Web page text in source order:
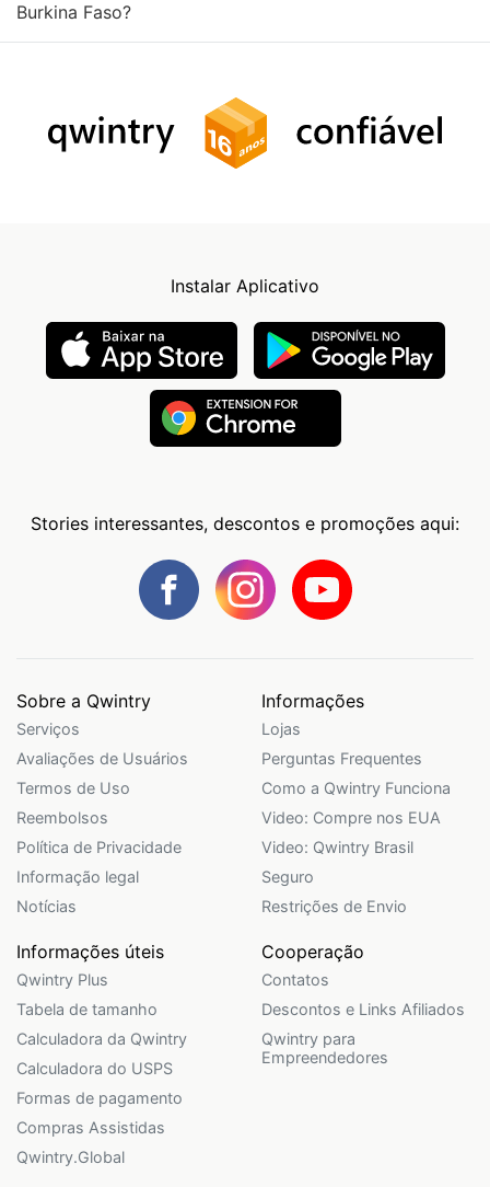
Burkina Faso?
Instalar Aplicativo
Stories interessantes, descontos e promoções aqui:
Sobre a Qwintry
Serviços
Avaliações de Usuários
Termos de Uso
Reembolsos
Política de Privacidade
Informação legal
Notícias
Informações
Lojas
Perguntas Frequentes
Como a Qwintry Funciona
Video: Compre nos EUA
Video: Qwintry Brasil
Seguro
Restrições de Envio
Informações úteis
Qwintry Plus
Tabela de tamanho
Calculadora da Qwintry
Calculadora do USPS
Formas de pagamento
Compras Assistidas
Qwintry.Global
Cooperação
Contatos
Descontos e Links Afiliados
Qwintry para
Empreendedores